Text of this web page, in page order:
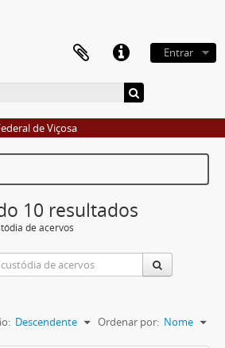
Entrar
de Viçosa
10 resultados
de acervos
Ordenar por: Nome
Descendente